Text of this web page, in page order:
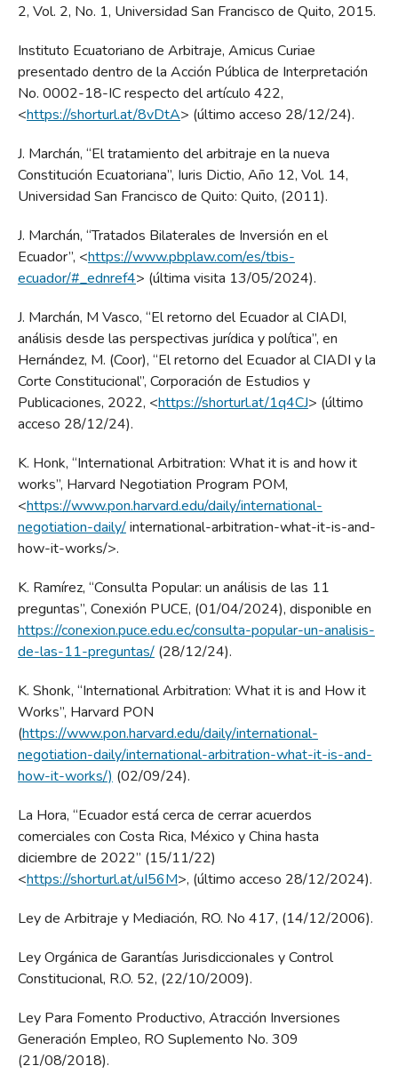
2, Vol. 2, No. 1, Universidad San Francisco de Quito, 2015.
Instituto Ecuatoriano de Arbitraje, Amicus Curiae
presentado dentro de la Acción Pública de Interpretación
No. 0002-18-IC respecto del artículo 422,
<https://shorturl.at/8vDtA> (último acceso 28/12/24).
J. Marchán, “El tratamiento del arbitraje en la nueva
Constitución Ecuatoriana”, Iuris Dictio, Año 12, Vol. 14,
Universidad San Francisco de Quito: Quito, (2011).
J. Marchán, “Tratados Bilaterales de Inversión en el
Ecuador”, <https://www.pbplaw.com/es/tbis-
ecuador/#_ednref4> (última visita 13/05/2024).
J. Marchán, M Vasco, “El retorno del Ecuador al CIADI,
análisis desde las perspectivas jurídica y política”, en
Hernández, M. (Coor), “El retorno del Ecuador al CIADI y la
Corte Constitucional”, Corporación de Estudios y
Publicaciones, 2022, <https://shorturl.at/1q4CJ> (último
acceso 28/12/24).
K. Honk, “International Arbitration: What it is and how it
works”, Harvard Negotiation Program POM,
<https://www.pon.harvard.edu/daily/international-
negotiation-daily/international-arbitration-what-it-is-and-
how-it-works/>.
K. Ramírez, “Consulta Popular: un análisis de las 11
preguntas”, Conexión PUCE, (01/04/2024), disponible en
https://conexion.puce.edu.ec/consulta-popular-un-analisis-
de-las-11-preguntas/(28/12/24).
K. Shonk, “International Arbitration: What it is and How it
Works”, Harvard PON
(https://www.pon.harvard.edu/daily/international-
negotiation-daily/international-arbitration-what-it-is-and-
how-it-works/) (02/09/24).
La Hora, “Ecuador está cerca de cerrar acuerdos
comerciales con Costa Rica, México y China hasta
diciembre de 2022” (15/11/22)
<https://shorturl.at/uI56M>, (último acceso 28/12/2024).
Ley de Arbitraje y Mediación, RO. No 417, (14/12/2006).
Ley Orgánica de Garantías Jurisdiccionales y Control
Constitucional, R.O. 52, (22/10/2009).
Ley Para Fomento Productivo, Atracción Inversiones
Generación Empleo, RO Suplemento No. 309
(21/08/2018).